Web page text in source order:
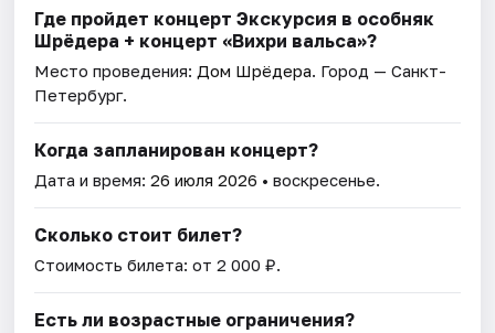
Где пройдет концерт Экскурсия в особняк
Шрёдера + концерт «Вихри вальса»?
Место проведения: Дом Шрёдера. Город — Санкт-
Петербург.
Когда запланирован концерт?
Дата и время:26 июля 2026 • воскресенье.
Сколько стоит билет?
Стоимость билета: от 2 000 ₽.
Есть ли возрастные ограничения?